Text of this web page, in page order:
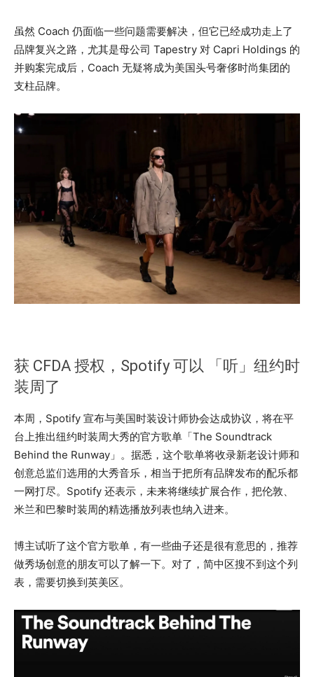
虽然 Coach 仍面临一些问题需要解决，但它已经成功走上了
品牌复兴之路，尤其是母公司 Tapestry 对 Capri Holdings 的
并购案完成后，Coach 无疑将成为美国头号奢侈时尚集团的
支柱品牌。
获 CFDA 授权，Spotify 可以 「听」纽约时
装周了
本周，Spotify 宣布与美国时装设计师协会达成协议，将在平
台上推出纽约时装周大秀的官方歌单「The Soundtrack
Behind the Runway」。据悉，这个歌单将收录新老设计师和
创意总监们选用的大秀音乐，相当于把所有品牌发布的配乐都
一网打尽。Spotify 还表示，未来将继续扩展合作，把伦敦、
米兰和巴黎时装周的精选播放列表也纳入进来。
博主试听了这个官方歌单，有一些曲子还是很有意思的，推荐
做秀场创意的朋友可以了解一下。对了，简中区搜不到这个列
表，需要切换到英美区。